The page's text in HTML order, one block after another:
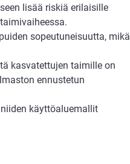
lisää riskiä erilaisille
sopeutuneisuutta, mikä
kasvatettujen taimille on
ennustetun
käyttöaluemallit